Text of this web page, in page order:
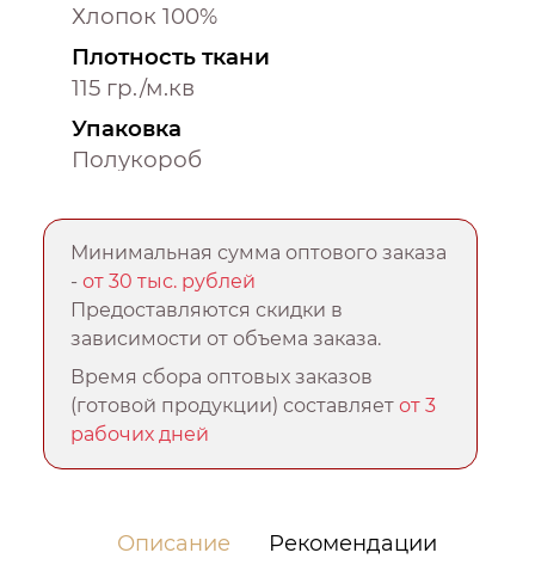
Хлопок 100%
Плотность ткани
115 гр./м.кв
Упаковка
Полукороб
Минимальная сумма оптового заказа
-от 30 тыс. рублей
Предоставляются скидки в
зависимости от объема заказа.
Время сбора оптовых заказов
(готовой продукции) составляетот 3
рабочих дней
Описание Рекомендации